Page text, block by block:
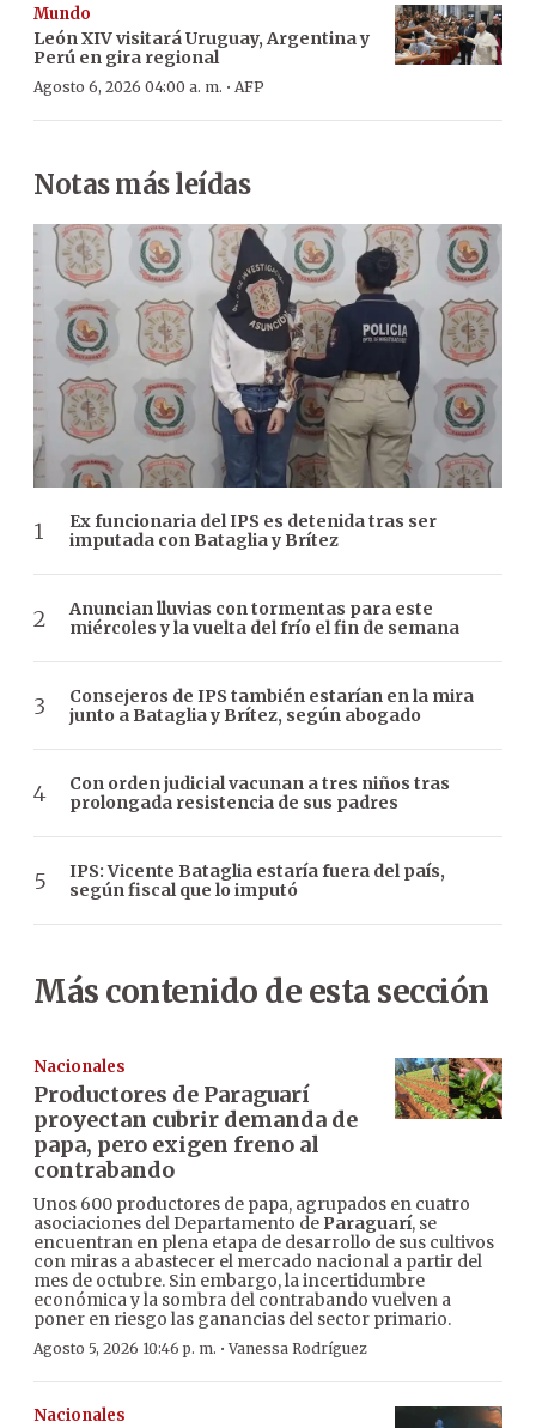
Mundo
León XIV visitará Uruguay, Argentina y
Perú en gira regional
Agosto 6, 2026 04:00 a. m. · AFP
Notas más leídas
Ex funcionaria del IPS es detenida tras ser
imputada con Bataglia y Brítez
Anuncian lluvias con tormentas para este
miércoles y la vuelta del frío el fin de semana
Consejeros de IPS también estarían en la mira
junto a Bataglia y Brítez, según abogado
Con orden judicial vacunan a tres niños tras
prolongada resistencia de sus padres
IPS: Vicente Bataglia estaría fuera del país,
según fiscal que lo imputó
Más contenido de esta sección
Nacionales
Productores de Paraguarí
proyectan cubrir demanda de
papa, pero exigen freno al
contrabando
Unos 600 productores de papa, agrupados en cuatro
asociaciones del Departamento de Paraguarí, se
encuentran en plena etapa de desarrollo de sus cultivos
con miras a abastecer el mercado nacional a partir del
mes de octubre. Sin embargo, la incertidumbre
económica y la sombra del contrabando vuelven a
poner en riesgo las ganancias del sector primario.
Agosto 5, 2026 10:46 p. m. ·Vanessa Rodríguez
Nacionales